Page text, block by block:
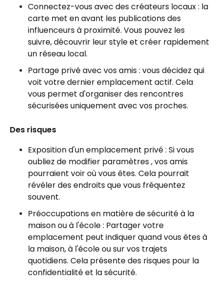
Connectez-vous avec des créateurs locaux : la
carte met en avant les publications des
influenceurs à proximité. Vous pouvez les
suivre, découvrir leur style et créer rapidement
un réseau local.
Partage privé avec vos amis : vous décidez qui
voit votre dernier emplacement actif. Cela
vous permet d'organiser des rencontres
sécurisées uniquement avec vos proches.
Des risques
Exposition d'un emplacement privé : Si vous
oubliez de modifier paramètres , vos amis
pourraient voir où vous êtes. Cela pourrait
révéler des endroits que vous fréquentez
souvent.
Préoccupations en matière de sécurité à la
maison ou à l'école : Partager votre
emplacement peut indiquer quand vous êtes à
la maison, à l'école ou sur vos trajets
quotidiens. Cela présente des risques pour la
confidentialité et la sécurité.